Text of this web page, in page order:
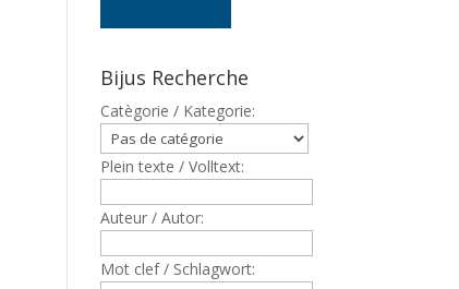
Bijus Recherche
Catègorie / Kategorie:
Plein texte / Volltext:
Auteur / Autor:
Mot clef / Schlagwort: